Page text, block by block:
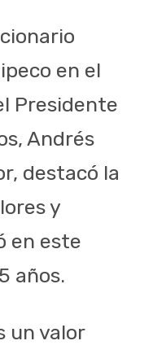
en el
Presidente
Andrés
destacó la
y
en este
años.
un valor